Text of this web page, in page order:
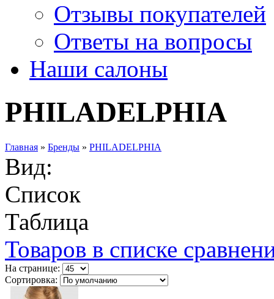
Отзывы покупателей
Ответы на вопросы
Наши салоны
PHILADELPHIA
Главная » Бренды » PHILADELPHIA
Вид:
Список
Таблица
Товаров в списке
На странице:
Сортировка: